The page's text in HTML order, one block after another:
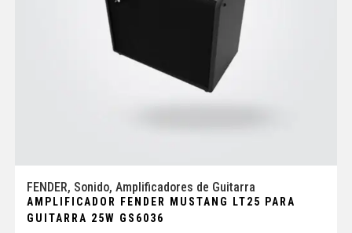
FENDER, Sonido, Amplificadores de Guitarra
AMPLIFICADOR FENDER MUSTANG LT25 PARA
GUITARRA 25W GS6036